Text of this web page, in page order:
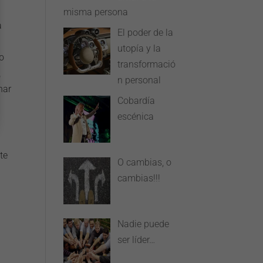
misma persona
El poder de la
utopía y la
transformació
n personal
Cobardía
escénica
O cambias, o
cambias!!!
Nadie puede
ser líder…